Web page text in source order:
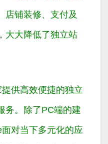
店铺装修、支付及
大大降低了独立站
供高效便捷的独立
务。除了PC端的建
对当下多元化的应